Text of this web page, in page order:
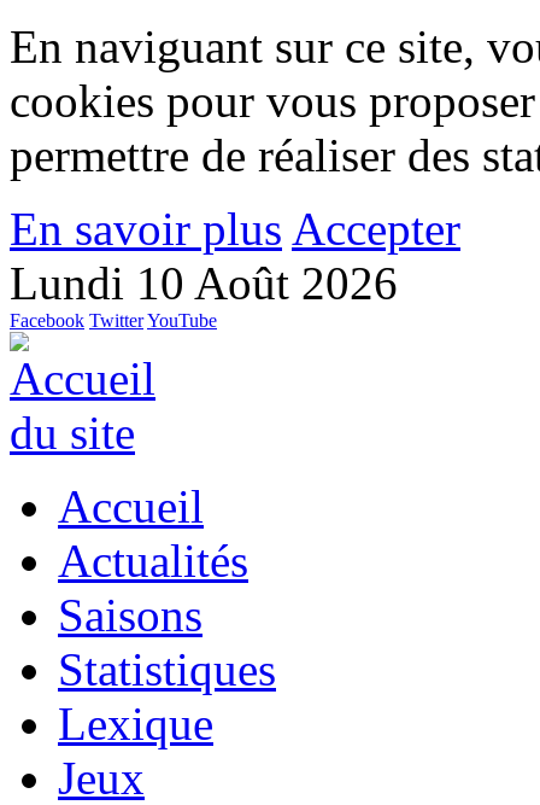
En naviguant sur ce site,
cookies pour vous
permettre de réaliser des
En savoir plus Accepter
Lundi 10 Août 2026
Facebook TwitterYouTube
Accueil
Actualités
Saisons
Statistiques
Lexique
Jeux